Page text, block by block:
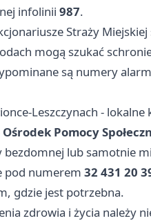
infolinii 987.
Straży
mogą szukać
są numery
Leszczynach -
Ośrodek Pomocy
lub samotnie
pod numerem 32 431 20
gdzie jest potrzebna.
zdrowia i życia należy